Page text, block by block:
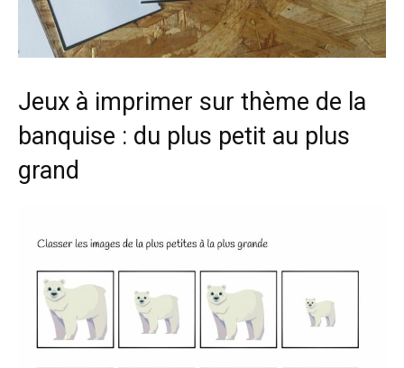
Jeux à imprimer sur thème de la
banquise : du plus petit au plus
grand